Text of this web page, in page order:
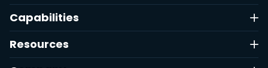
Capabilities
Resources